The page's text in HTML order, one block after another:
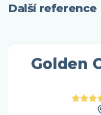
Další reference
Golden